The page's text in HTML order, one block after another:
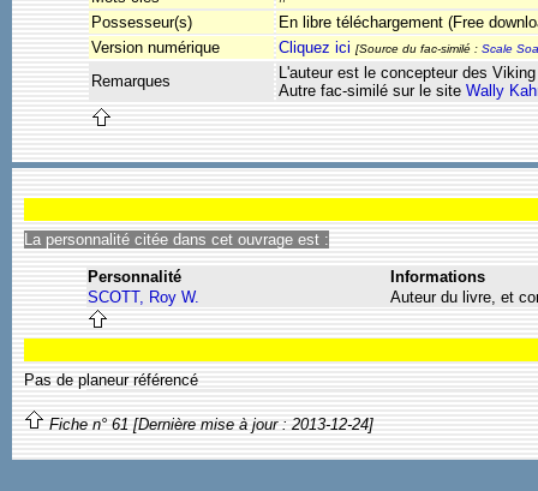
Possesseur(s)
En libre téléchargement (Free
Version numérique
Cliquez ici [Source du fac-similé : Scale
Remarques
L'auteur est le concepteur des
Autre fac-similé sur le site Wally
La personnalité citée dans cet ouvrage est :
Personnalité
Informations
SCOTT, Roy W.
Auteur du livre, et
Pas de planeur référencé
Fiche n° 61 [Dernière mise à jour : 2013-12-24]